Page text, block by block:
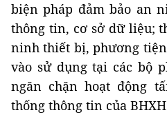
biện pháp đảm bảo an
thông tin, cơ sở dữ liệu;
ninh thiết bị, phương
vào sử dụng tại các bộ
ngăn chặn hoạt động
thống thông tin của